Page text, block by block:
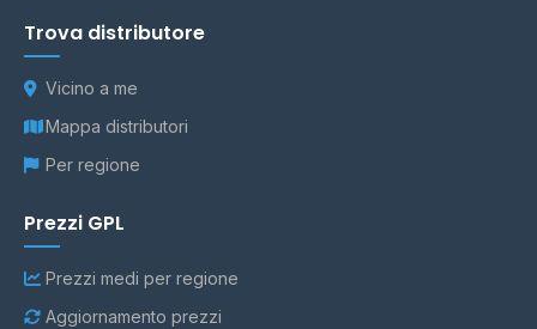
Trova distributore
Vicino a me
Mappa distributori
Per regione
Prezzi GPL
Prezzi medi per regione
Aggiornamento prezzi